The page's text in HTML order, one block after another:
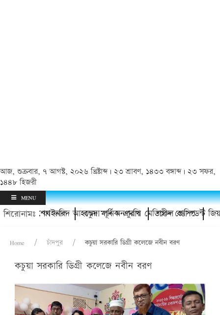
আজ, শুক্রবার, ৭ আগস্ট, ২০২৬ খ্রিষ্টাব্দ | ২৩ শ্রাবণ, ১৪৩৩ বঙ্গাব্দ | ২৩ সফর,
১৪৪৮ হিজরী
MENU
শিরোনামঃ
শেখ ফরিদ আহম্মেদ মানিক এমপি শহীদ প্রেসিডেন্ট জিয়াউর
ফাইনাল কচুয়া পূর্ব মনপুরায় মেডিকেল ক্যাম্প
Home চাঁদপুর কচুয়া সরকারি ডিগ্রী কলেজে নবীন বরণ
কচুয়া সরকারি ডিগ্রী কলেজে নবীন বরণ